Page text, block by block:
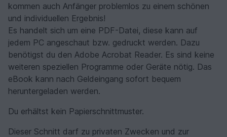
kommen auch Anfänger problemlos zu einem schönen
und individuellen Ergebnis!
Es handelt sich um eine PDF-Datei, diese kann auf
jedem PC angeschaut bzw. gedruckt werden. Dazu
benötigst du den Adobe Acrobat Reader. Es sind keine
weiteren speziellen Programme oder Geräte nötig. Das
eBook kann nach Geldeingang sofort bequem
heruntergeladen werden.
Du erhältst kein Papierschnittmuster.
Dieser Schnitt darf zu privaten Zwecken und zur